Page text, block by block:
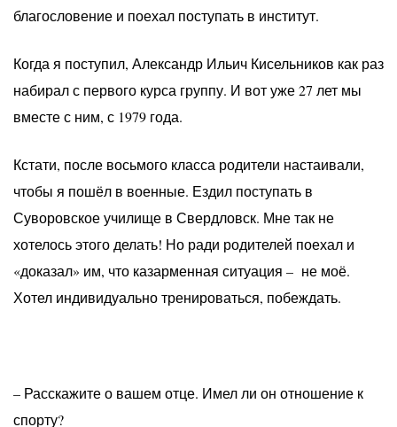
благословение и поехал поступать в институт.
Когда я поступил, Александр Ильич Кисельников как раз
набирал с первого курса группу. И вот уже 27 лет мы
вместе с ним, с 1979 года.
Кстати, после восьмого класса родители настаивали,
чтобы я пошёл в военные. Ездил поступать в
Суворовское училище в Свердловск. Мне так не
хотелось этого делать! Но ради родителей поехал и
«доказал» им, что казарменная ситуация – не моё.
Хотел индивидуально тренироваться, побеждать.
– Расскажите о вашем отце. Имел ли он отношение к
спорту?